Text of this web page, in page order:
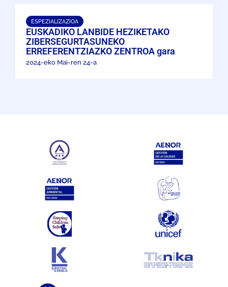
ESPEZIALIZAZIOA
EUSKADIKO LANBIDE HEZIKETAKO
ZIBERSEGURTASUNEKO
ERREFERENTZIAZKO ZENTROA gara
2024-eko Mai-ren 24-a